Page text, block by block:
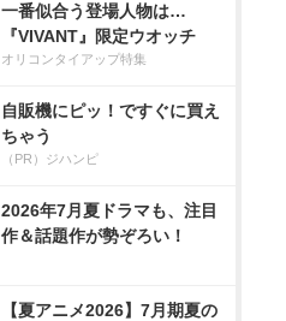
一番似合う登場人物は…
『VIVANT』限定ウオッチ
オリコンタイアップ特集
自販機にピッ！ですぐに買え
ちゃう
（PR）ジハンピ
2026年7月夏ドラマも、注目
作＆話題作が勢ぞろい！
【夏アニメ2026】7月期夏の